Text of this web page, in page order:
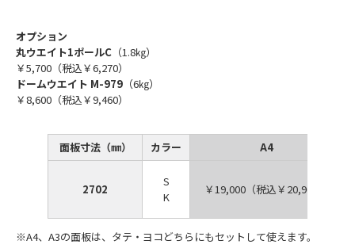
オプション
丸ウエイト1ポールC （1.8㎏）
￥5,700（税込￥6,270）
ドームウエイト M-979 （6㎏）
￥8,600（税込￥9,460）
面板寸法（㎜） カラー A4
2702
S
K
￥19,000（税込￥20,900）
※A4、A3の面板は、タテ・ヨコどちらにもセットして使えます。